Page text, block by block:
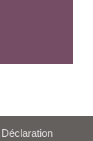
Déclaration